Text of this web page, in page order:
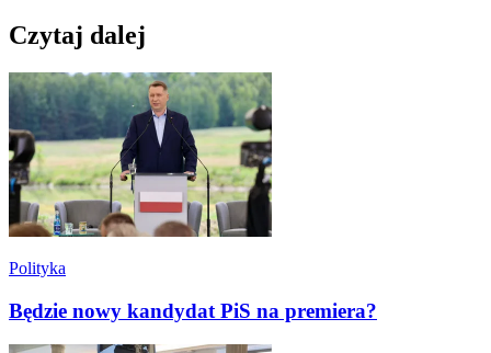
Czytaj dalej
Polityka
Będzie nowy kandydat PiS na premiera?